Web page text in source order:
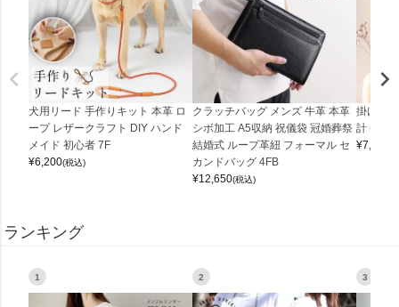
犬用リード 手作りキット 本革 ロ
ープ レザークラフト DIY ハンド
メイド 初心者 7F
¥6,200(税込)
クラッチバッグ メンズ 牛革 本革
シボ加工 A5収納 祝儀袋 冠婚葬祭
結婚式 ループ革紐 フォーマル セ
カンドバッグ 4FB
¥12,650(税込)
掛け時
計
¥7,150
ランキング
1 2 3